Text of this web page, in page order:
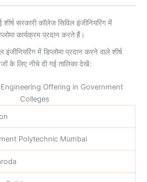
सरकारी कॉलेज सिविल इंजीनियरिंग में
कार्यक्रम प्रदान करते हैं।
इंजीनियरिंग में डिप्लोमा प्रदान करने वाले शीर्ष
के लिए नीचे दी गई तालिका देखें:
Offering in Government
Colleges
Polytechnic Mumbai